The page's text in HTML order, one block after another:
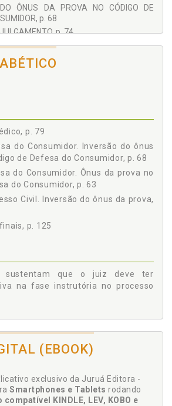
ÔNUS DA PROVA NO CÓDIGO DE
p. 68
p. 74
INVERSÃO DO ÔNUS DA PROVA, p. 75
p. 79
À RESPONSABILIDADE CIVIL, p.
MEIO E OBRIGAÇÃO DE RESULTADO, p.
p. 125
p. 79
do Consumidor. Inversão do ônus
de Defesa do Consumidor, p. 68
do Consumidor. Ônus da prova no
do Consumidor, p. 63
Civil. Inversão do ônus da prova,
p. 125
sustentam que o juiz deve ter
na fase instrutória no processo
do erro médico, p. 79
p. 95
(EBOOK)
exclusivo da Juruá Editora -
Smartphones e Tablets rodando
compatível KINDLE, LEV, KOBO e